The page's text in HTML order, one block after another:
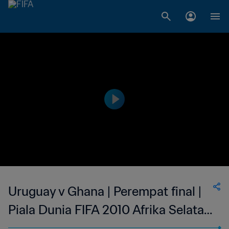
Uruguay v Ghana | Perempat final |
Piala Dunia FIFA 2010 Afrika Selatan